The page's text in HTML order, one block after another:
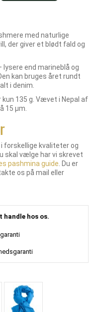
med naturlige
der giver et blødt fald og
lysere end marineblå og
kan bruges året rundt
i denim.
135 g. Vævet i Nepal af
15 µm.
forskellige kvaliteter og
skal vælge har vi skrevet
pashmina guide . Du er
os på mail eller
handle hos os.